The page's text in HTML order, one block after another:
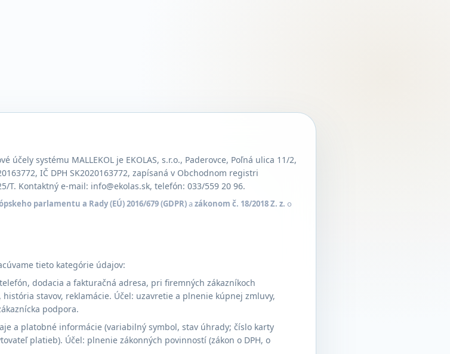
systému MALLEKOL je EKOLAS, s.r.o., Paderovce, Poľná ulica 11/2,
IČ DPH SK2020163772, zapísaná v Obchodnom registri
T. Kontaktný e-mail: info@ekolas.sk, telefón: 033/559 20 96.
parlamentu a Rady (EÚ) 2016/679 (GDPR)azákonom č. 18/2018 Z. z. o
tieto kategórie údajov:
dodacia a fakturačná adresa, pri firemných zákazníkoch
stavov, reklamácie. Účel: uzavretie a plnenie kúpnej zmluvy,
podpora.
a platobné informácie (variabilný symbol, stav úhrady; číslo karty
platieb). Účel: plnenie zákonných povinností (zákon o DPH, o